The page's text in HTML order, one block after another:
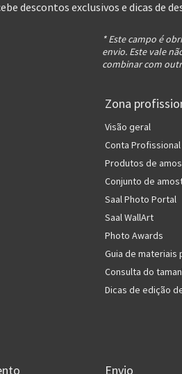
descontos exclusivos e dicas de
* Este campo é
envio. Este vale
combinar com
Zona
Visão geral
Conta Profissional
Produtos de
Conjunto de
Saal Photo Portal
Saal WallArt
Photo Awards
Guia de materiais
Consulta do
Dicas de edição